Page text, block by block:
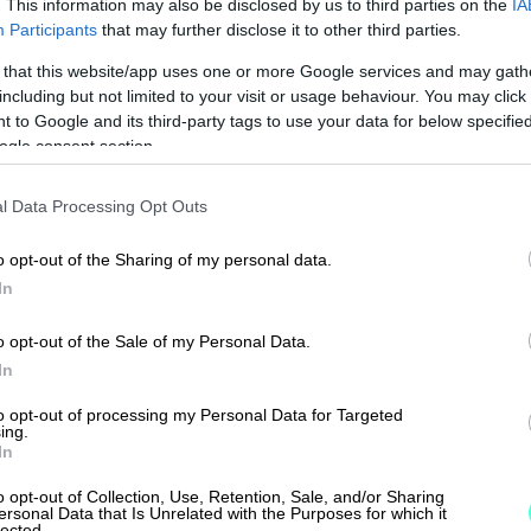
This information may also be disclosed by us to third parties on the
Participants that may further disclose it to other third parties.
that this website/app uses one or more Google services and may
but not limited to your visit or usage behaviour. You may
to Google and its third-party tags to use your data for below
consent section.
Data Processing Opt Outs
opt-out of the Sharing of my personal data.
opt-out of the Sale of my Personal Data.
opt-out of processing my Personal Data for Targeted
opt-out of Collection, Use, Retention, Sale, and/or Sharing
Data that Is Unrelated with the Purposes for which it
käyttöliittymä avaa oven
taloushallintoon
Procountor kehittyy vauhdilla – ja
julkaistaan vain uudessa
LUE ARTIKKELI ⟶